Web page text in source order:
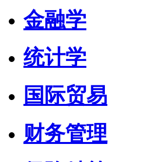
金融学
统计学
国际贸易
财务管理